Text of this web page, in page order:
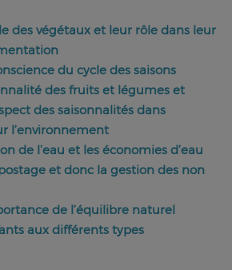
des végétaux et leur rôle dans leur
du cycle des saisons
des fruits et légumes et
des saisonnalités dans
l’environnement
de l’eau et les économies d’eau
et donc la gestion des non
de l’équilibre naturel
aux différents types